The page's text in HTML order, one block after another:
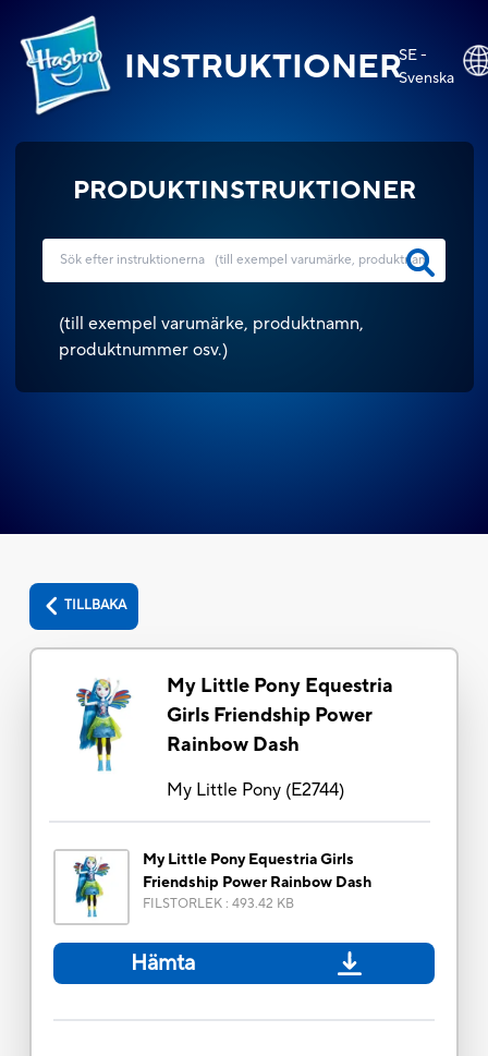
INSTRUKTIONERSE -
Svenska
PRODUKTINSTRUKTIONER
(till exempel varumärke, produktnamn,
produktnummer osv.)
TILLBAKA
My Little Pony Equestria
Girls Friendship Power
Rainbow Dash
My Little Pony(E2744)
My Little Pony Equestria Girls
Friendship Power Rainbow Dash
FILSTORLEK: 493.42 KB
Hämta